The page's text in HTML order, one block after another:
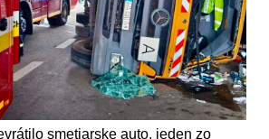
smetiarske auto, jeden zo